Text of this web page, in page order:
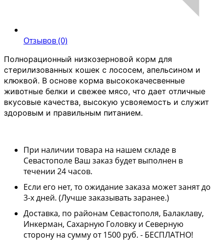
Отзывов (0)
Полнорационный низкозерновой корм для
стерилизованных кошек с лососем, апельсином и
клюквой. В основе корма высококачесвенные
животные белки и свежее мясо, что дает отличные
вкусовые качества, высокую усвояемость и служит
здоровым и правильным питанием.
При наличии товара на нашем складе в
Севастополе Ваш заказ будет выполнен в
течении 24 часов.
Если его нет, то ожидание заказа может занят до
3-х дней. (Лучше заказывать заранее.)
Доставка, по районам Севастополя, Балаклаву,
Инкерман, Сахарную Головку и Северную
сторону на сумму от 1500 руб. - БЕСПЛАТНО!